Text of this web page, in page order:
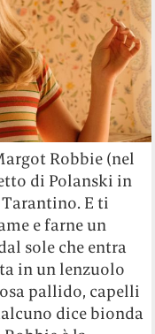
Robbie (nel
di Polanski in
E ti
e farne un
sole che entra
in un lenzuolo
pallido, capelli
dice bionda